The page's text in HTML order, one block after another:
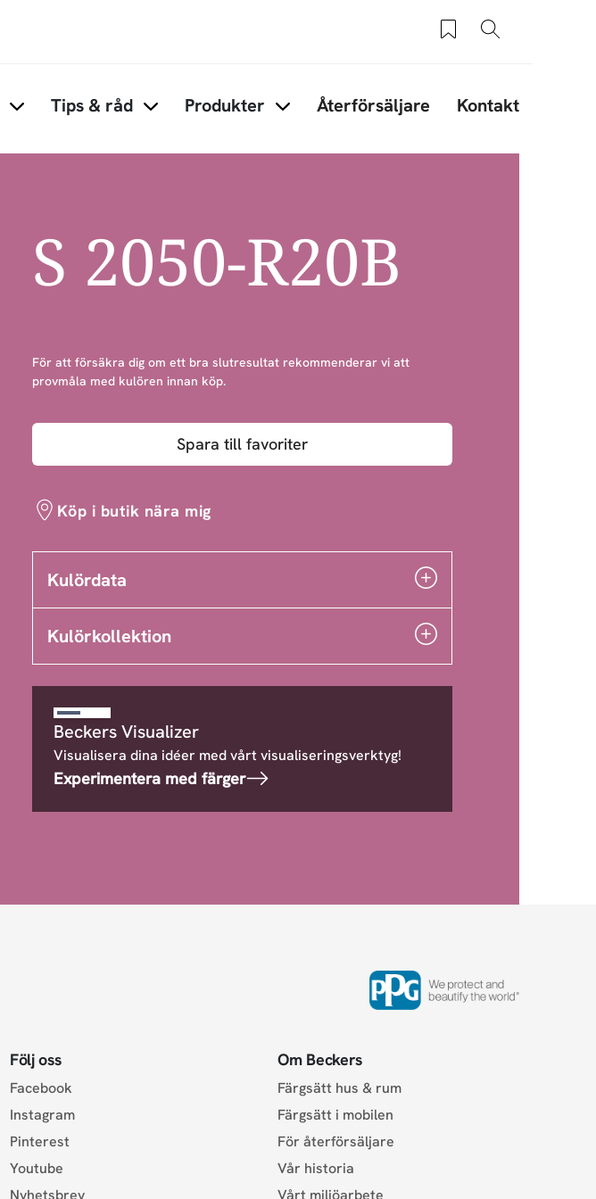
Sparade produkter
Sök
Tips & råd Produkter Återförsäljare Kontakt
S 2050-R20B
För att försäkra dig om ett bra slutresultat rekommenderar vi att
provmåla med kulören innan köp.
Spara till favoriter
Köp i butik nära mig
Kulördata
Kulörkollektion
Beckers Visualizer
Visualisera dina idéer med vårt visualiseringsverktyg!
Experimentera med färger
Följ oss
Facebook
Instagram
Pinterest
Youtube
Nyhetsbrev
Om Beckers
Färgsätt hus & rum
Färgsätt i mobilen
För återförsäljare
Vår historia
Vårt miljöarbete